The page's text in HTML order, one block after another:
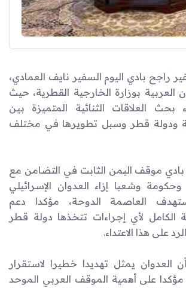
راجح بادي اليوم السفير نايف العمادي،
العربية بوزارة الخارجية القطرية، حيث
بحث العلاقات الثنائية المتميزة بين
ودولة قطر وسبل تطويرها في مختلف
بادي موقف اليمن الثابت في التضامن مع
وشعبا إزاء العدوان الإسرائيلي
العاصمة الدوحة، مؤكدا دعم
الكامل لأي إجراءات تتخذها دولة قطر
على هذا الاعتداء.
العدوان يمثل تهديدا خطيرا لاستقرار
مؤكدا على أهمية الموقف العربي الموحد